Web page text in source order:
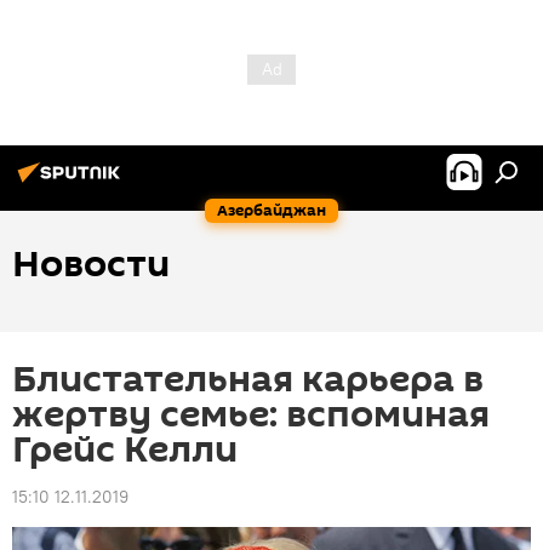
Азербайджан
Новости
Блистательная карьера в
жертву семье: вспоминая
Грейс Келли
15:10 12.11.2019